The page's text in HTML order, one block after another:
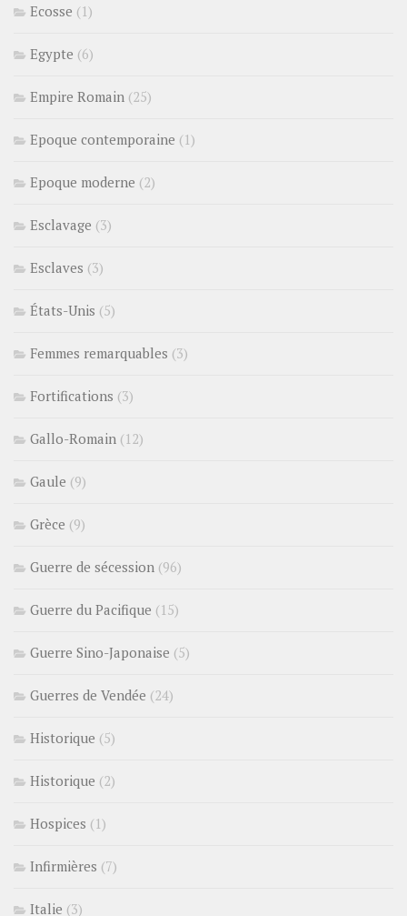
Ecosse (1)
Egypte (6)
Empire Romain (25)
Epoque contemporaine (1)
Epoque moderne (2)
Esclavage (3)
Esclaves (3)
États-Unis (5)
Femmes remarquables (3)
Fortifications (3)
Gallo-Romain (12)
Gaule (9)
Grèce (9)
Guerre de sécession (96)
Guerre du Pacifique (15)
Guerre Sino-Japonaise (5)
Guerres de Vendée (24)
Historique (5)
Historique (2)
Hospices (1)
Infirmières (7)
Italie (3)